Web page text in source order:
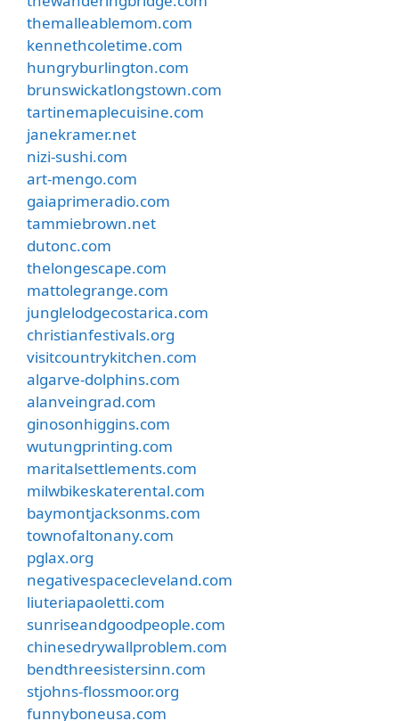
themalleablemom.com
kennethcoletime.com
hungryburlington.com
brunswickatlongstown.com
tartinemaplecuisine.com
janekramer.net
nizi-sushi.com
art-mengo.com
gaiaprimeradio.com
tammiebrown.net
dutonc.com
thelongescape.com
mattolegrange.com
junglelodgecostarica.com
christianfestivals.org
visitcountrykitchen.com
algarve-dolphins.com
alanveingrad.com
ginosonhiggins.com
wutungprinting.com
maritalsettlements.com
milwbikeskaterental.com
baymontjacksonms.com
townofaltonany.com
pglax.org
negativespacecleveland.com
liuteriapaoletti.com
sunriseandgoodpeople.com
chinesedrywallproblem.com
bendthreesistersinn.com
stjohns-flossmoor.org
funnyboneusa.com